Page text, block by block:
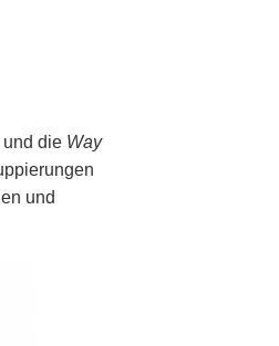
die Way
und